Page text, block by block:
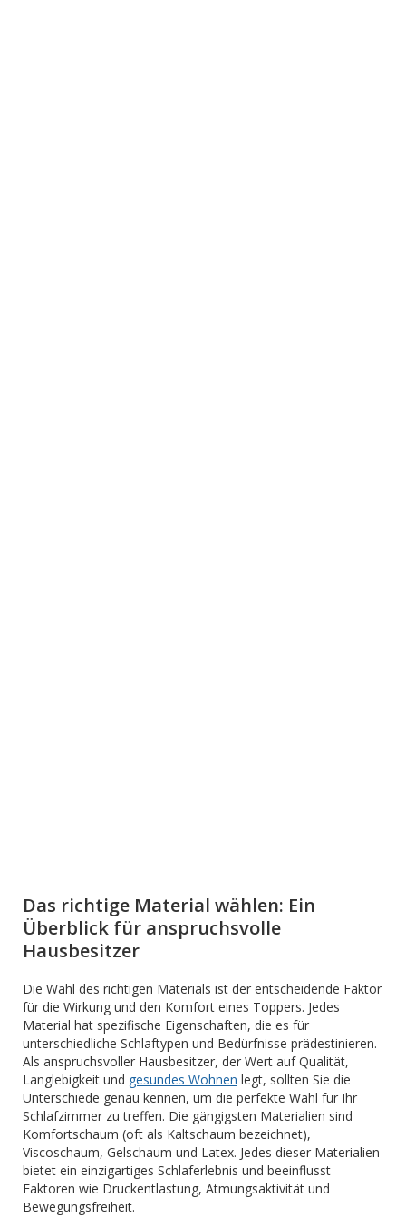
Das richtige Material wählen: Ein
Überblick für anspruchsvolle
Hausbesitzer
Die Wahl des richtigen Materials ist der entscheidende Faktor
für die Wirkung und den Komfort eines Toppers. Jedes
Material hat spezifische Eigenschaften, die es für
unterschiedliche Schlaftypen und Bedürfnisse prädestinieren.
Als anspruchsvoller Hausbesitzer, der Wert auf Qualität,
Langlebigkeit und gesundes Wohnen legt, sollten Sie die
Unterschiede genau kennen, um die perfekte Wahl für Ihr
Schlafzimmer zu treffen. Die gängigsten Materialien sind
Komfortschaum (oft als Kaltschaum bezeichnet),
Viscoschaum, Gelschaum und Latex. Jedes dieser Materialien
bietet ein einzigartiges Schlaferlebnis und beeinflusst
Faktoren wie Druckentlastung, Atmungsaktivität und
Bewegungsfreiheit.